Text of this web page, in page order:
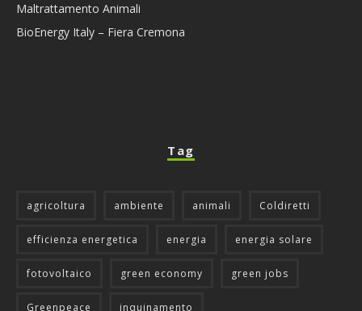
Maltrattamento Animali
BioEnergy Italy – Fiera Cremona
Tag
agricoltura ambiente animali Coldiretti
efficienza energetica energia energia solare
fotovoltaico green economy green jobs
Greenpeace inquinamento